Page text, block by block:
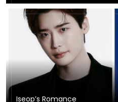
Iseop’s Romance